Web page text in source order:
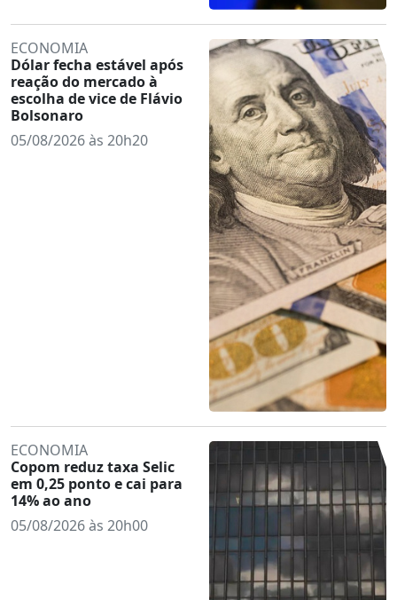
ECONOMIA
Dólar fecha estável após
reação do mercado à
escolha de vice de Flávio
Bolsonaro
05/08/2026 às 20h20
ECONOMIA
Copom reduz taxa Selic
em 0,25 ponto e cai para
14% ao ano
05/08/2026 às 20h00